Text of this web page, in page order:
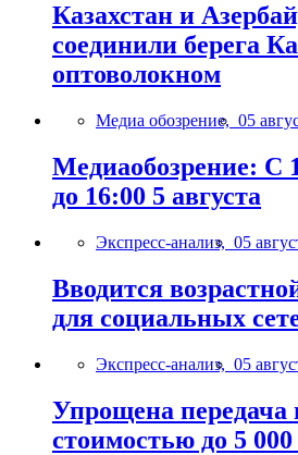
Казахстан и
соединили берега
оптоволокном
Медиа обозрение, 05
Медиаобозрение: С
до 16:00 5 августа
Экспресс-анализ, 05
Вводится
для социальных
Экспресс-анализ, 05
Упрощена передача
стоимостью до 5